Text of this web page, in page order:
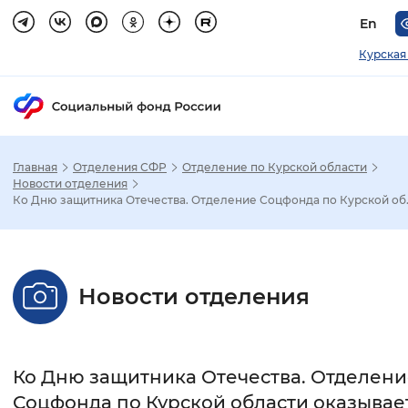
En
Настройка режима отображения
Стандартный Увеличенный
Без засечек
Главная Отделения СФР
Отделение по Курской области
Новости отделения
Ко Дню защитника Отечества. Отделение Соцфонда по Курской
Новости отделения
Ко Дню защитника Отечества.
Соцфонда по Курской области